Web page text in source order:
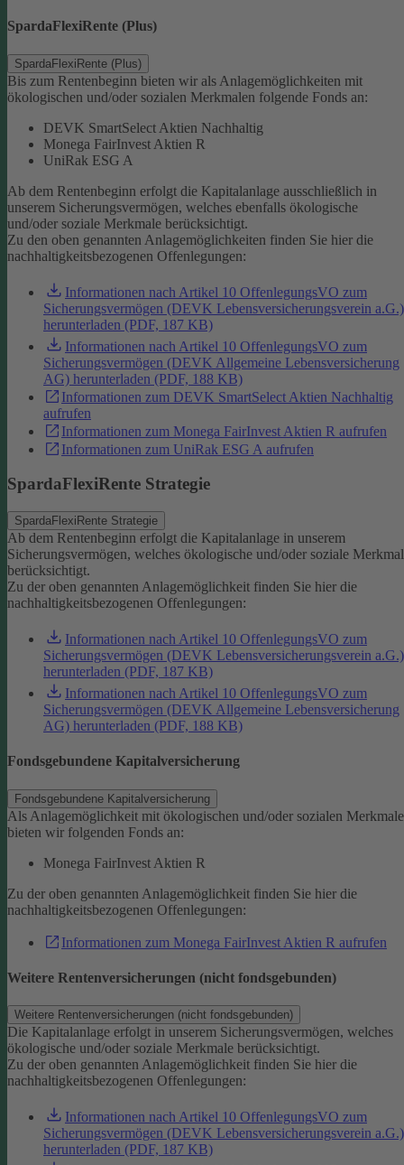
SpardaFlexiRente (Plus)
SpardaFlexiRente (Plus)
Bis zum Rentenbeginn bieten wir als Anlagemöglichkeiten mit
ökologischen und/oder sozialen Merkmalen folgende Fonds an:
DEVK SmartSelect Aktien Nachhaltig
Monega FairInvest Aktien R
UniRak ESG A
Ab dem Rentenbeginn erfolgt die Kapitalanlage ausschließlich in
unserem Sicherungsvermögen, welches ebenfalls ökologische
und/oder soziale Merkmale berücksichtigt.
Zu den oben genannten Anlagemöglichkeiten finden Sie hier die
nachhaltigkeitsbezogenen Offenlegungen:
Informationen nach Artikel 10 OffenlegungsVO zum
Sicherungsvermögen (DEVK Lebensversicherungsverein a.G.)
herunterladen (PDF, 187 KB)
Informationen nach Artikel 10 OffenlegungsVO zum
Sicherungsvermögen (DEVK Allgemeine Lebensversicherung
AG) herunterladen (PDF, 188 KB)
Informationen zum DEVK SmartSelect Aktien Nachhaltig
aufrufen
Informationen zum Monega FairInvest Aktien R aufrufen
Informationen zum UniRak ESG A aufrufen
SpardaFlexiRente Strategie
SpardaFlexiRente Strategie
Ab dem Rentenbeginn erfolgt die Kapitalanlage in unserem
Sicherungsvermögen, welches ökologische und/oder soziale
berücksichtigt.
Zu der oben genannten Anlagemöglichkeit finden Sie hier die
nachhaltigkeitsbezogenen Offenlegungen:
Informationen nach Artikel 10 OffenlegungsVO zum
Sicherungsvermögen (DEVK Lebensversicherungsverein a.G.)
herunterladen (PDF, 187 KB)
Informationen nach Artikel 10 OffenlegungsVO zum
Sicherungsvermögen (DEVK Allgemeine Lebensversicherung
AG) herunterladen (PDF, 188 KB)
Fondsgebundene Kapitalversicherung
Fondsgebundene Kapitalversicherung
Als Anlagemöglichkeit mit ökologischen und/oder sozialen
bieten wir folgenden Fonds an:
Monega FairInvest Aktien R
Zu der oben genannten Anlagemöglichkeit finden Sie hier die
nachhaltigkeitsbezogenen Offenlegungen:
Informationen zum Monega FairInvest Aktien R aufrufen
Weitere Rentenversicherungen (nicht fondsgebunden)
Weitere Rentenversicherungen (nicht fondsgebunden)
Die Kapitalanlage erfolgt in unserem Sicherungsvermögen, welches
ökologische und/oder soziale Merkmale berücksichtigt.
Zu der oben genannten Anlagemöglichkeit finden Sie hier die
nachhaltigkeitsbezogenen Offenlegungen:
Informationen nach Artikel 10 OffenlegungsVO zum
Sicherungsvermögen (DEVK Lebensversicherungsverein a.G.)
herunterladen (PDF, 187 KB)